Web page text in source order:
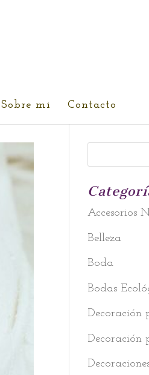
Sobre mi Contacto
Accesorios
Belleza
Boda
Bodas
Decoración
Decoración